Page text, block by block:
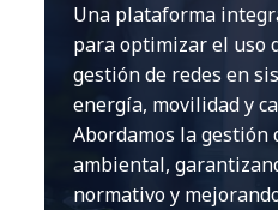
Una plataforma
para optimizar el uso
gestión de redes en
energía, movilidad y
Abordamos la gestión
ambiental,
normativo y